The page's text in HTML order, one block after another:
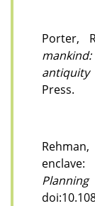
Porter,
Press.